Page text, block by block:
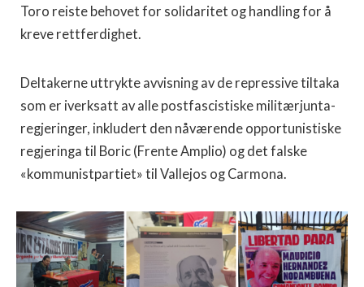
Toro reiste behovet for solidaritet og handling for å
kreve rettferdighet.
Deltakerne uttrykte avvisning av de repressive tiltaka
som er iverksatt av alle postfascistiske militærjunta-
regjeringer, inkludert den nåværende opportunistiske
regjeringa til Boric (Frente Amplio) og det falske
«kommunistpartiet» til Vallejos og Carmona.